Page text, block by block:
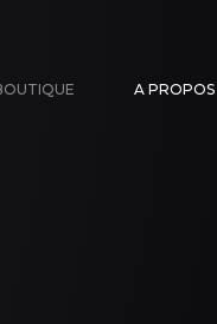
A PROPOS